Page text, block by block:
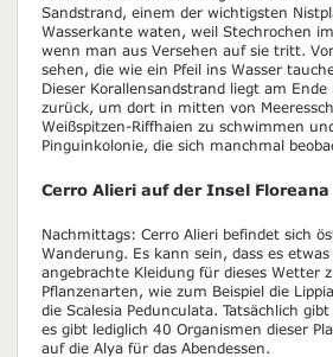
Sandstrand, einem der wichtigsten
Wasserkante waten, weil Stechrochen
wenn man aus Versehen auf sie tritt.
sehen, die wie ein Pfeil ins Wasser
Dieser Korallensandstrand liegt am
zurück, um dort in mitten von
Weißspitzen-Riffhaien zu schwimmen
Pinguinkolonie, die sich manchmal
Cerro Alieri auf der Insel Floreana
Nachmittags: Cerro Alieri befindet sich
Wanderung. Es kann sein, dass es
angebrachte Kleidung für dieses Wetter
Pflanzenarten, wie zum Beispiel die
die Scalesia Pedunculata. Tatsächlich
es gibt lediglich 40 Organismen dieser
auf die Alya für das Abendessen.